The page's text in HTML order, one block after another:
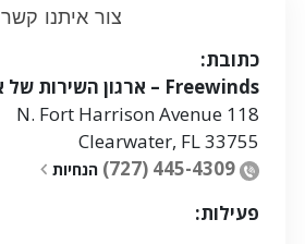
צור איתנו קשר
כתובת:
Freewinds – ארגון השירות של אוניית פלאג
118 N. Fort Harrison Avenue
Clearwater, FL33755
(727) 445-4309 הנחיות
פעילות: